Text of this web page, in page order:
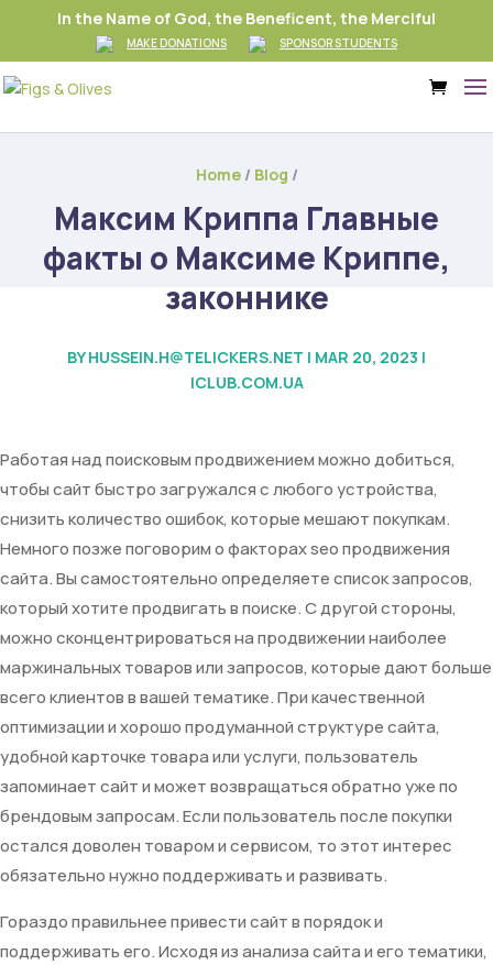
In the Name of God, the Beneficent, the Merciful
MAKE DONATIONS SPONSOR STUDENTS
Home/ Blog /
Максим Криппа Главные
факты о Максиме Криппе,
законнике
BYHUSSEIN.H@TELICKERS.NET | MAR 20, 2023 |
ICLUB.COM.UA
Работая над поисковым продвижением можно добиться,
чтобы сайт быстро загружался с любого устройства,
снизить количество ошибок, которые мешают покупкам.
Немного позже поговорим о факторах seo продвижения
сайта. Вы самостоятельно определяете список запросов,
который хотите продвигать в поиске. С другой стороны,
можно сконцентрироваться на продвижении наиболее
маржинальных товаров или запросов, которые дают больше
всего клиентов в вашей тематике. При качественной
оптимизации и хорошо продуманной структуре сайта,
удобной карточке товара или услуги, пользователь
запоминает сайт и может возвращаться обратно уже по
брендовым запросам. Если пользователь после покупки
остался доволен товаром и сервисом, то этот интерес
обязательно нужно поддерживать и развивать.
Гораздо правильнее привести сайт в порядок и
поддерживать его. Исходя из анализа сайта и его тематики,